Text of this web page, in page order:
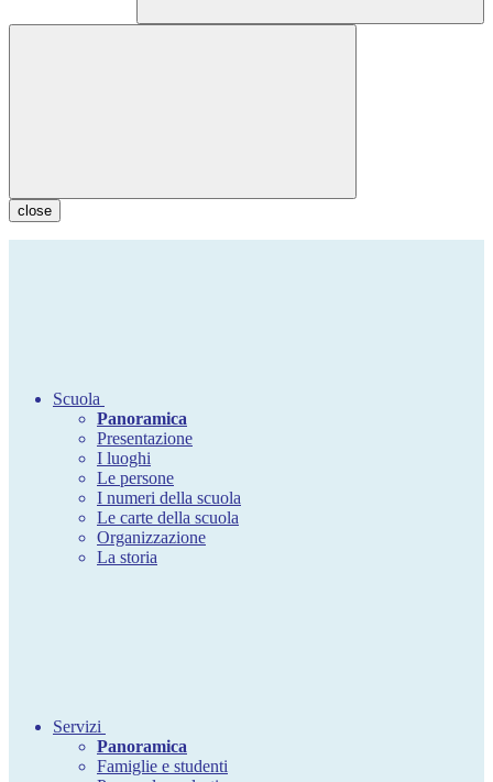
close
Scuola
Panoramica
Presentazione
I luoghi
Le persone
I numeri della scuola
Le carte della scuola
Organizzazione
La storia
Servizi
Panoramica
Famiglie e studenti